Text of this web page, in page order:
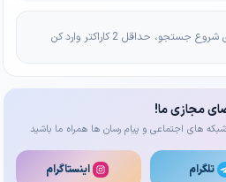
جستجو، حداقل 2 کاراکتر وارد کن
مجازی ما!
های اجتماعی و پیام رسان ها همراه ما باشید
تلگرام اینستاگرام